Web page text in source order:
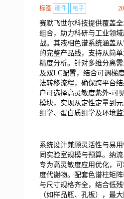
标签 硬件 电子
赛默飞世尔科技提供覆盖
组合，助力科研与工业领
战。其液相色谱系统涵盖
的完整产品线，支持从简
精度分析。针对多维分离
及双LC配置，结合可调梯
法转移流程，确保跨平台
户可选择高灵敏度紫外-可
模块，实现从定性定量到
组学、蛋白质组学及环境监
系统设计兼顾灵活性与易
同实验室规模与预算。纳
专为高灵敏度应用优化，
度代谢物。配套色谱柱矩
与尺寸规格齐全，结合低
（如样品瓶、孔板），最